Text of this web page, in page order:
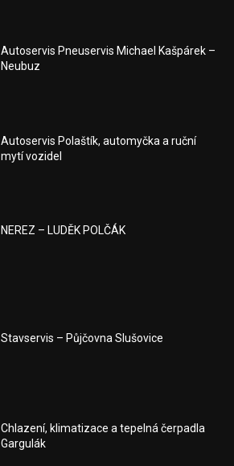
Autoservis Pneuservis Michael Kašpárek –
Neubuz
Autoservis Polaštík, automyčka a ruční
mytí vozidel
NEREZ – LUDĚK POLČÁK
Stavservis – Půjčovna Slušovice
Chlazení, klimatizace a tepelná čerpadla
Gargulák